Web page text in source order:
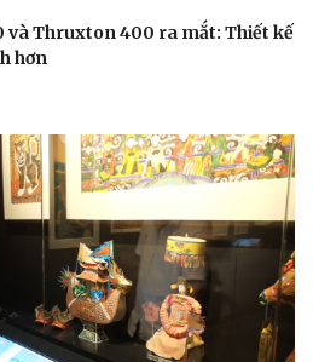
Giải trí
Nghệ sĩ
Thời trang
Sao Việt
Thruxton 400 ra mắt: Thiết kế
hơn